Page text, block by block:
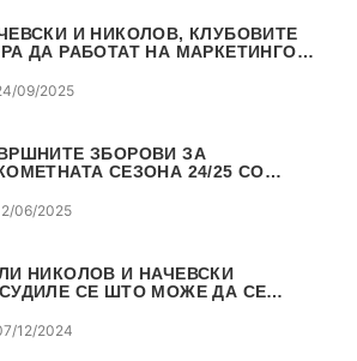
И НИКОЛОВ, КЛУБОВИТЕ
ДА РАБОТАТ НА МАРКЕТИНГОТ,
09/2025
ЗБОРОВИ ЗА
СЕЗОНА 24/25 СО
06/2025
НИКОЛОВ И НАЧЕВСКИ
СЕ ШТО МОЖЕ ДА СЕ
12/2024